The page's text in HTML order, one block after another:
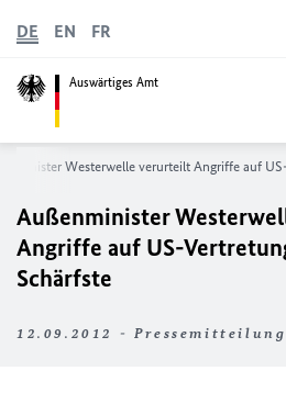
Auswärtiges Amt
DE EN FR
Westerwelle verurteilt Angriffe auf
Außenminister
Angriffe auf US-
Schärfste
12.09.2012 - Pressemitteilung